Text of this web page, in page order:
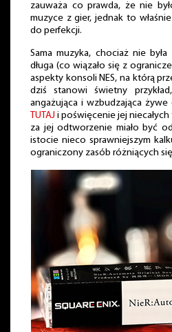
zauważa co prawda, że nie
muzyce z gier, jednak to
do perfekcji.
Sama muzyka, chociaż nie
długa (co wiązało się z
aspekty konsoli NES, na którą
dziś stanowi świetny
angażująca i wzbudzająca
TUTAJ i poświęcenie jej
za jej odtworzenie miało być
istocie nieco sprawniejszym
ograniczony zasób różniących